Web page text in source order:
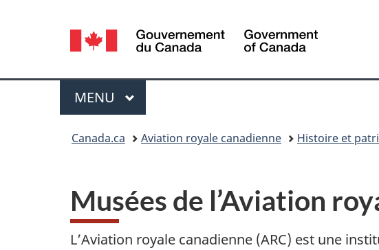
Sélection
de
la
langue
Canada
Menu
MENU PRINCIPAL
Canada.ca Aviation royale canadienne Histoire et
Musées de l’Aviation
L’Aviation royale canadienne (ARC) est une